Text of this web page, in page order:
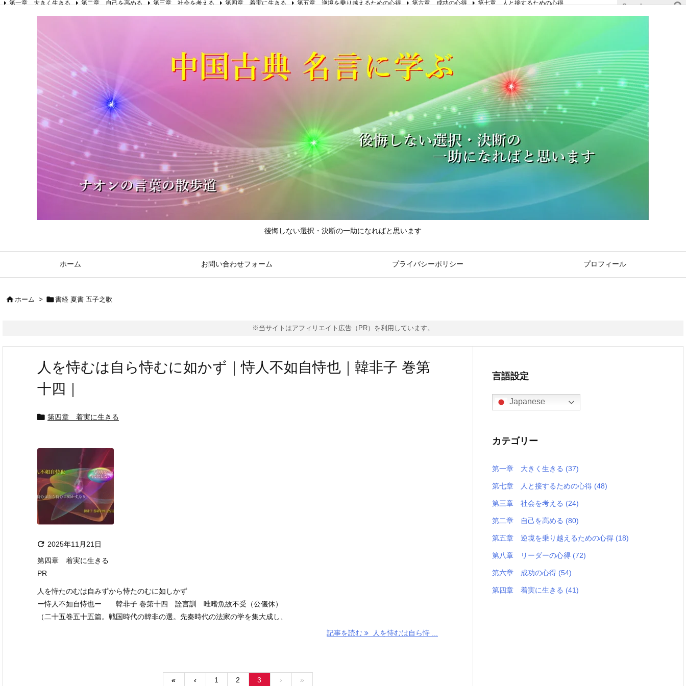
後悔しない選択・決断の一助になればと思います
ホーム お問い合わせフォーム プライバシーポリシー プロフィール
第一章 大きく生きる 第二章 自己を高める 第三章 社会を考える 第四章 着実に生きる 第五章 逆境を乗り越えるための心得 第六章 成功の心得
第七章 人と接するための心得
ホーム > 書経 夏書 五子之歌
※当サイトはアフィリエイト広告（PR）を利用しています。
人を恃むは自ら恃むに如かず｜恃人不如自恃也｜韓非子 巻第
十四｜
 第四章 着実に生きる
 2025年11月21日
第四章 着実に生きる
PR
人を恃たのむは自みずから恃たのむに如しかず
ー恃人不如自恃也ー 韓非子 巻第十四 詮言訓 唯嗜魚故不受（公儀休）
（二十五巻五十五篇。戦国時代の韓非の選。先秦時代の法家の学を集大成し、
記事を読む
人を恃むは自ら恃 ...
« ‹ 1 2 3 › »
言語設定
Japanese
カテゴリー
第一章 大きく生きる (37)
第七章 人と接するための心得 (48)
第三章 社会を考える (24)
第二章 自己を高める (80)
第五章 逆境を乗り越えるための心得 (18)
第八章 リーダーの心得 (72)
第六章 成功の心得 (54)
第四章 着実に生きる (41)